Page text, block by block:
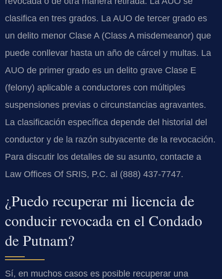
clasifica en tres grados. La AUO de tercer grado es
un delito menor Clase A (Class A misdemeanor) que
puede conllevar hasta un año de cárcel y multas. La
AUO de primer grado es un delito grave Clase E
(felony) aplicable a conductores con múltiples
suspensiones previas o circunstancias agravantes.
La clasificación específica depende del historial del
conductor y de la razón subyacente de la revocación.
Para discutir los detalles de su asunto, contacte a
Law Offices Of SRIS, P.C. al (888) 437-7747.
¿Puedo recuperar mi licencia de
conducir revocada en el Condado
de Putnam?
Sí, en muchos casos es posible recuperar una